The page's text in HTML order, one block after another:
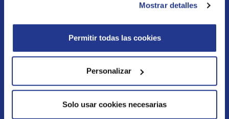
Mostrar detalles
Permitir todas las cookies
Personalizar
Solo usar cookies necesarias
FAQ
Contact & information
Terms of sale
Privacy policy